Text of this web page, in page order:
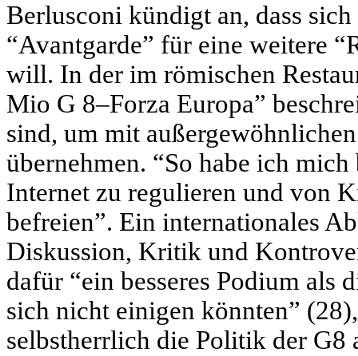
Berlusconi kündigt an, dass
“Avantgarde” für eine weitere
will. In der im römischen
Mio G 8–Forza Europa”
sind, um mit
übernehmen. “So habe ich
Internet zu regulieren und von
befreien”. Ein internationales
Diskussion, Kritik und
dafür “ein besseres Podium als
sich nicht einigen könnten”
selbstherrlich die Politik der G8